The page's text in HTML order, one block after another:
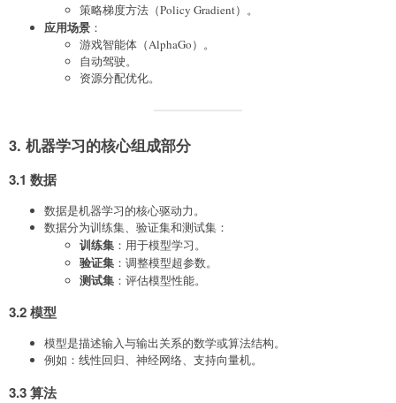
策略梯度方法（Policy Gradient）。
应用场景 ：
游戏智能体（AlphaGo）。
自动驾驶。
资源分配优化。
3. 机器学习的核心组成部分
3.1 数据
数据是机器学习的核心驱动力。
数据分为训练集、验证集和测试集：
训练集 ：用于模型学习。
验证集 ：调整模型超参数。
测试集 ：评估模型性能。
3.2 模型
模型是描述输入与输出关系的数学或算法结构。
例如：线性回归、神经网络、支持向量机。
3.3 算法